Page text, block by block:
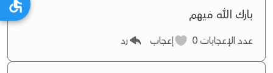
بارك الله فيهم
عدد الإعجابات إعجاب رد